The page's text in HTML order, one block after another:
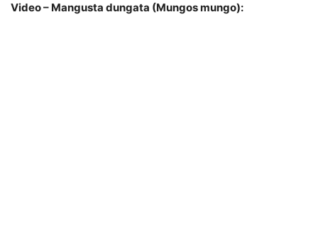
Video – Mangusta dungata (Mungos mungo):